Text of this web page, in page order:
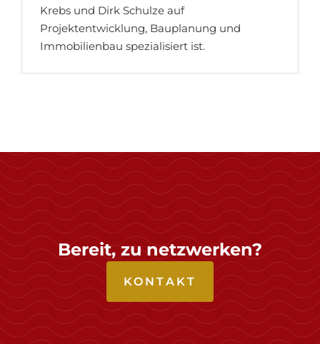
Krebs und Dirk Schulze auf
Projektentwicklung, Bauplanung und
Immobilienbau spezialisiert ist.
Bereit, zu netzwerken?
KONTAKT